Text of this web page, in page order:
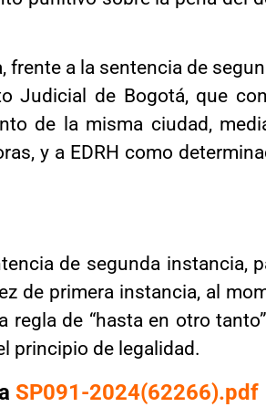
frente a la sentencia de
Judicial de Bogotá, que
de la misma ciudad,
y a EDRH como
de segunda instancia,
de primera instancia, al
de “hasta en otro
principio de legalidad.
SP091-2024(62266).pdf